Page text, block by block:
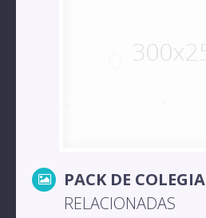
PACK DE
RELACIONADAS